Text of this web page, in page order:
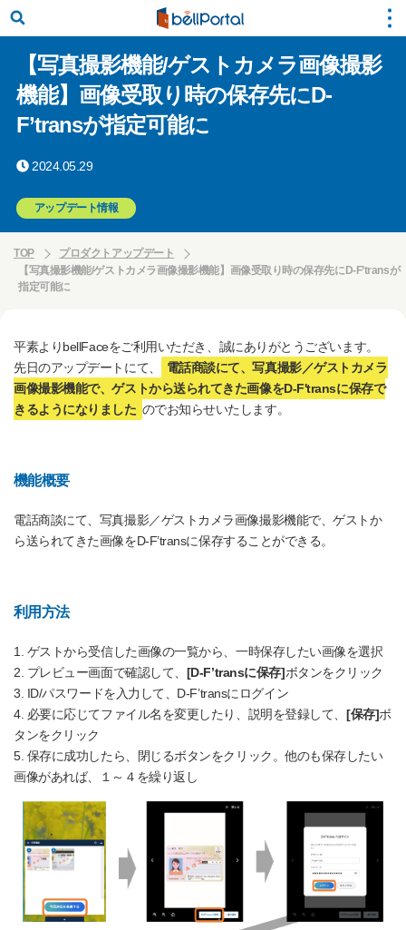
【写真撮影機能/ゲストカメラ画像撮影
機能】画像受取り時の保存先にD-
F’transが指定可能に
2024.05.29
アップデート情報
TOP
プロダクトアップデート
【写真撮影機能/ゲストカメラ画像撮影機能】画像受取り時の保存先にD-F’transが
指定可能に
平素よりbellFaceをご利用いただき、誠にありがとうございます。
先日のアップデートにて、
電話商談にて、写真撮影／ゲストカメラ
画像撮影機能で、ゲストから送られてきた画像をD-F'transに保存で
きるようになりました のでお知らせいたします。
機能概要
電話商談にて、写真撮影／ゲストカメラ画像撮影機能で、ゲストか
ら送られてきた画像をD-F’transに保存することができる。
利用方法
1. ゲストから受信した画像の一覧から、一時保存したい画像を選択
2. プレビュー画面で確認して、 [D-F’transに保存]ボタンをクリック
3. ID/パスワードを入力して、D-F’transにログイン
4. 必要に応じてファイル名を変更したり、説明を登録して、 [保存]ボ
タンをクリック
5. 保存に成功したら、閉じるボタンをクリック。他のも保存したい
画像があれば、１～４を繰り返し